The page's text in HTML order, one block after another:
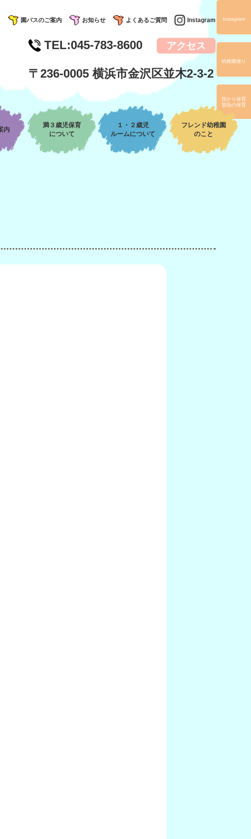
園バスのご案内 お知らせ よくあるご質問 Instagram
TEL:045-783-8600 アクセス
〒236-0005 横浜市金沢区並木2-3-2
内
満３歳児保育
について
１・２歳児
ルームについて
フレンド幼稚園
のこと
Instagram
幼稚園便り
預かり保育
普段の保育